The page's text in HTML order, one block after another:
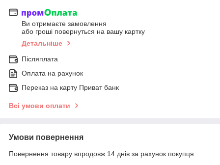
Ви отримаєте замовлення
або гроші повернуться на вашу картку
Детальніше
Післяплата
Оплата на рахунок
Переказ на карту Приват банк
Всі умови оплати
Умови повернення
Повернення товару впродовж 14 днів за рахунок покупця